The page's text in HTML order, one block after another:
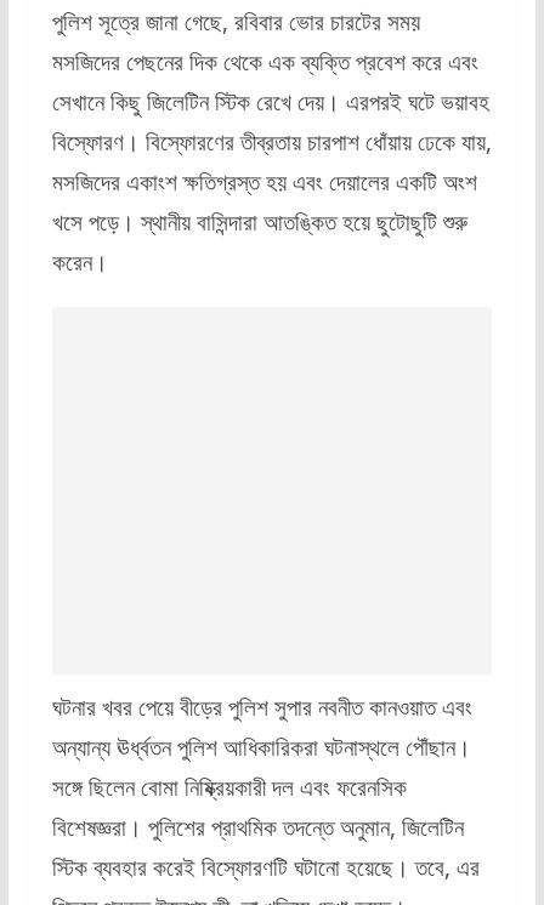
পুলিশ সূত্রে জানা গেছে, রবিবার ভোর চারটের সময়
মসজিদের পেছনের দিক থেকে এক ব্যক্তি প্রবেশ করে এবং
সেখানে কিছু জিলেটিন স্টিক রেখে দেয়। এরপরই ঘটে ভয়াবহ
বিস্ফোরণ। বিস্ফোরণের তীব্রতায় চারপাশ ধোঁয়ায় ঢেকে যায়,
মসজিদের একাংশ ক্ষতিগ্রস্ত হয় এবং দেয়ালের একটি অংশ
খসে পড়ে। স্থানীয় বাসিন্দারা আতঙ্কিত হয়ে ছুটোছুটি শুরু
করেন।
ঘটনার খবর পেয়ে বীড়ের পুলিশ সুপার নবনীত কানওয়াত এবং
অন্যান্য ঊর্ধ্বতন পুলিশ আধিকারিকরা ঘটনাস্থলে পৌঁছান।
সঙ্গে ছিলেন বোমা নিষ্ক্রিয়কারী দল এবং ফরেনসিক
বিশেষজ্ঞরা। পুলিশের প্রাথমিক তদন্তে অনুমান, জিলেটিন
স্টিক ব্যবহার করেই বিস্ফোরণটি ঘটানো হয়েছে। তবে, এর